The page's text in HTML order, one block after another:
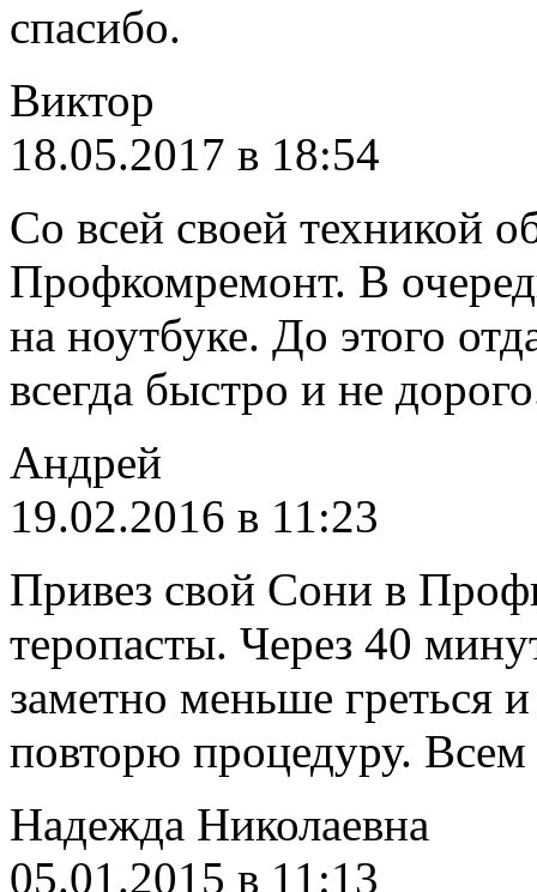
спасибо.
Виктор
18.05.2017 в 18:54
Со всей своей техникой
Профкомремонт. В
на ноутбуке. До этого
всегда быстро и не
Андрей
19.02.2016 в 11:23
Привез свой Сони в
теропасты. Через 40
заметно меньше греться
повторю процедуру.
Надежда Николаевна
05.01.2015 в 11:13